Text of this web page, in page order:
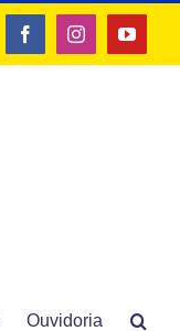
FacebookInstagram
Ouvidoria